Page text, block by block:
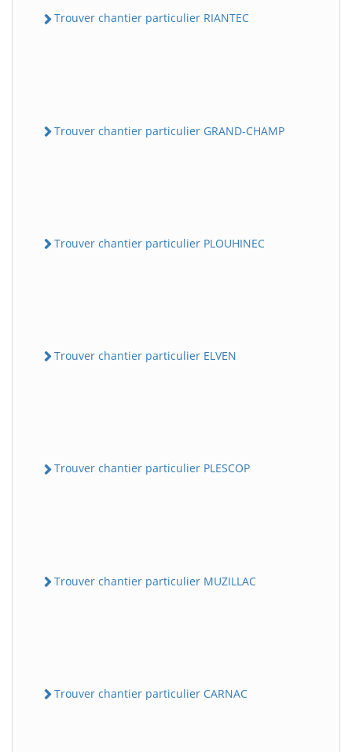
Trouver chantier particulier RIANTEC
Trouver chantier particulier GRAND-CHAMP
Trouver chantier particulier PLOUHINEC
Trouver chantier particulier ELVEN
Trouver chantier particulier PLESCOP
Trouver chantier particulier MUZILLAC
Trouver chantier particulier CARNAC